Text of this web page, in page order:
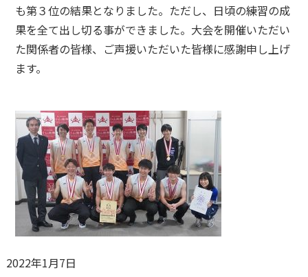
も第３位の結果となりました。ただし、日頃の練習の成
果を全て出し切る事ができました。大会を開催いただい
た関係者の皆様、ご声援いただいた皆様に感謝申し上げ
ます。
2022年1月7日